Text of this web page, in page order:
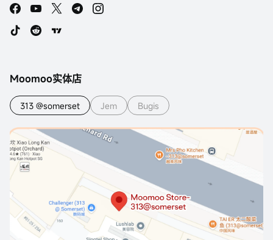
Moomoo实体店
313 @somerset Jem Bugis